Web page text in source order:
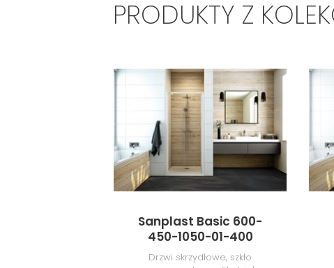
PRODUKTY Z
Sanplast Basic 600-
450-1050-01-400
Drzwi skrzydłowe, szkło